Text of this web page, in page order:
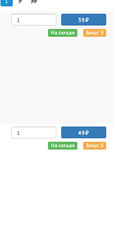
39
На складе Бонус: 5
49
На складе Бонус: 5